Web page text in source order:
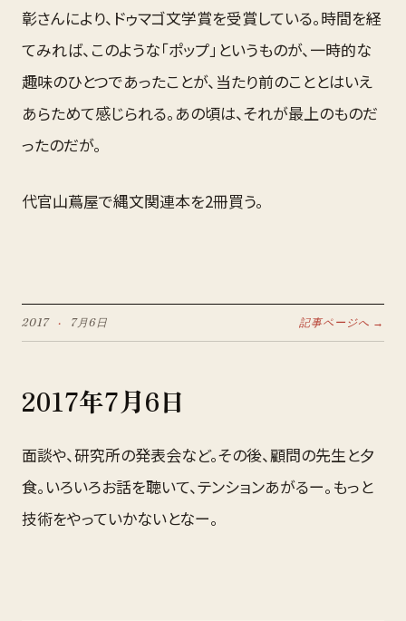
彰さんにより、ドゥマゴ文学賞を受賞している。時間を経
てみれば、このような「ポップ」というものが、一時的な
趣味のひとつであったことが、当たり前のこととはいえ
あらためて感じられる。あの頃は、それが最上のものだ
ったのだが。
代官山蔦屋で縄文関連本を2冊買う。
2017 · 7月6日 記事ページへ →
2017年7月6日
面談や、研究所の発表会など。その後、顧問の先生と夕
食。いろいろお話を聴いて、テンションあがるー。もっと
技術をやっていかないとなー。